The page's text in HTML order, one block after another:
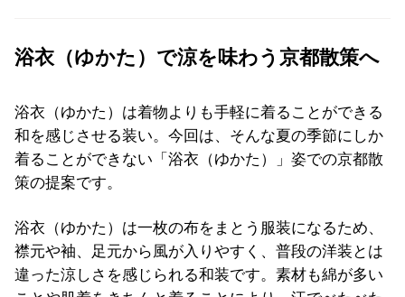
浴衣（ゆかた）で涼を味わう京都散策へ
浴衣（ゆかた）は着物よりも手軽に着ることができる
和を感じさせる装い。今回は、そんな夏の季節にしか
着ることができない「浴衣（ゆかた）」姿での京都散
策の提案です。
浴衣（ゆかた）は一枚の布をまとう服装になるため、
襟元や袖、足元から風が入りやすく、普段の洋装とは
違った涼しさを感じられる和装です。素材も綿が多い